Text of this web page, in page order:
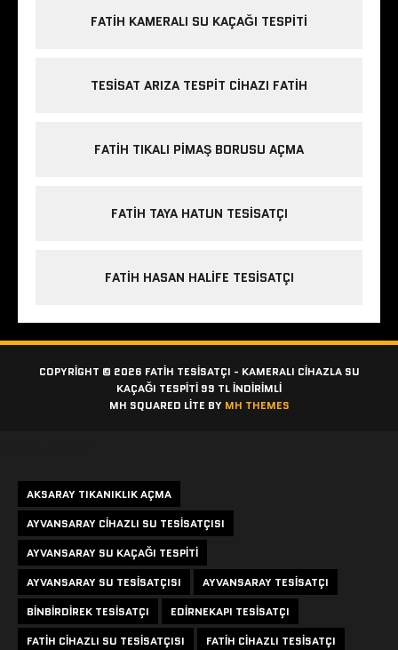
FATIH KAMERALI SU KAÇAĞI TESPITI
TESISAT ARIZA TESPIT CIHAZI FATIH
FATIH TIKALI PIMAŞ BORUSU AÇMA
FATIH TAYA HATUN TESISATÇI
FATIH HASAN HALIFE TESISATÇI
COPYRIGHT © 2026 FATIH TESISATÇI - KAMERALI CIHAZLA SU
KAÇAĞI TESPITI 99 TL İNDİRİMLİ
MH SQUARED LITE BY MH THEMES
AKSARAY TIKANIKLIK AÇMA
AYVANSARAY CIHAZLI SU TESISATÇISI
AYVANSARAY SU KAÇAĞI TESPITI
AYVANSARAY SU TESISATÇISI
AYVANSARAY TESISATÇI
BINBIRDIREK TESISATÇI
EDIRNEKAPI TESISATÇI
FATIH CIHAZLI SU TESISATÇISI
FATIH CIHAZLI TESISATÇI